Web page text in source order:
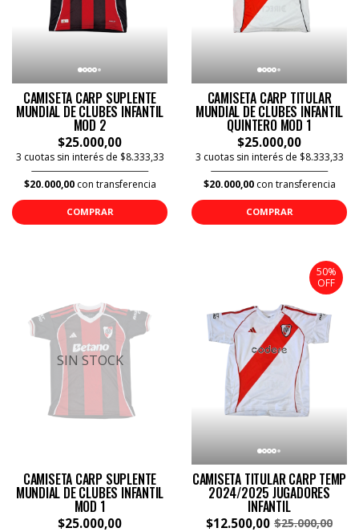
CAMISETA CARP SUPLENTE
MUNDIAL DE CLUBES INFANTIL
MOD 2
$25.000,00
3 cuotas sin interés de $8.333,33
$20.000,00con transferencia
COMPRAR
CAMISETA CARP TITULAR
MUNDIAL DE CLUBES INFANTIL
QUINTERO MOD 1
$25.000,00
3 cuotas sin interés de $8.333,33
$20.000,00con transferencia
COMPRAR
SIN STOCK
CAMISETA CARP SUPLENTE
MUNDIAL DE CLUBES INFANTIL
MOD 1
$25.000,00
50%
OFF
CAMISETA TITULAR CARP TEMP
2024/2025 JUGADORES
INFANTIL
$12.500,00 $25.000,00